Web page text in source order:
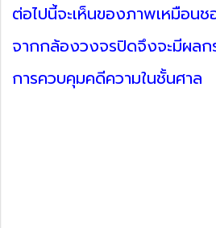
ต่อไปนี้จะเห็นของภาพเหมือน
จากกล้องวงจรปิดจึงจะมีผลก
การควบคุมคดีความในชั้นศาล